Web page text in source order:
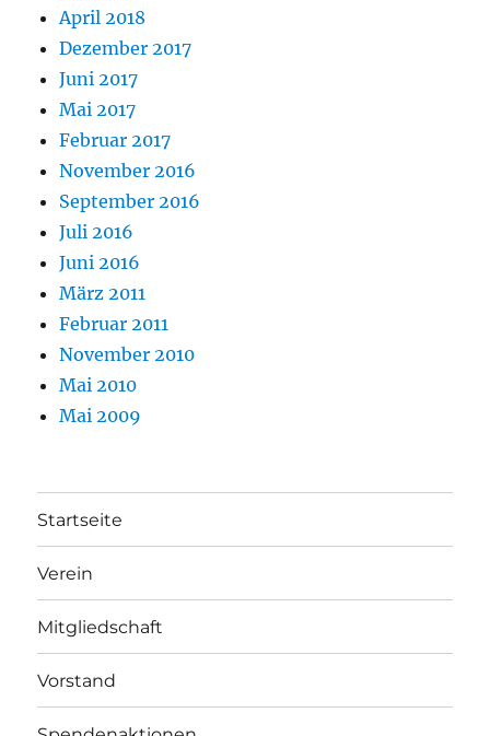
April 2018
Dezember 2017
Juni 2017
Mai 2017
Februar 2017
November 2016
September 2016
Juli 2016
Juni 2016
März 2011
Februar 2011
November 2010
Mai 2010
Mai 2009
Startseite
Verein
Mitgliedschaft
Vorstand